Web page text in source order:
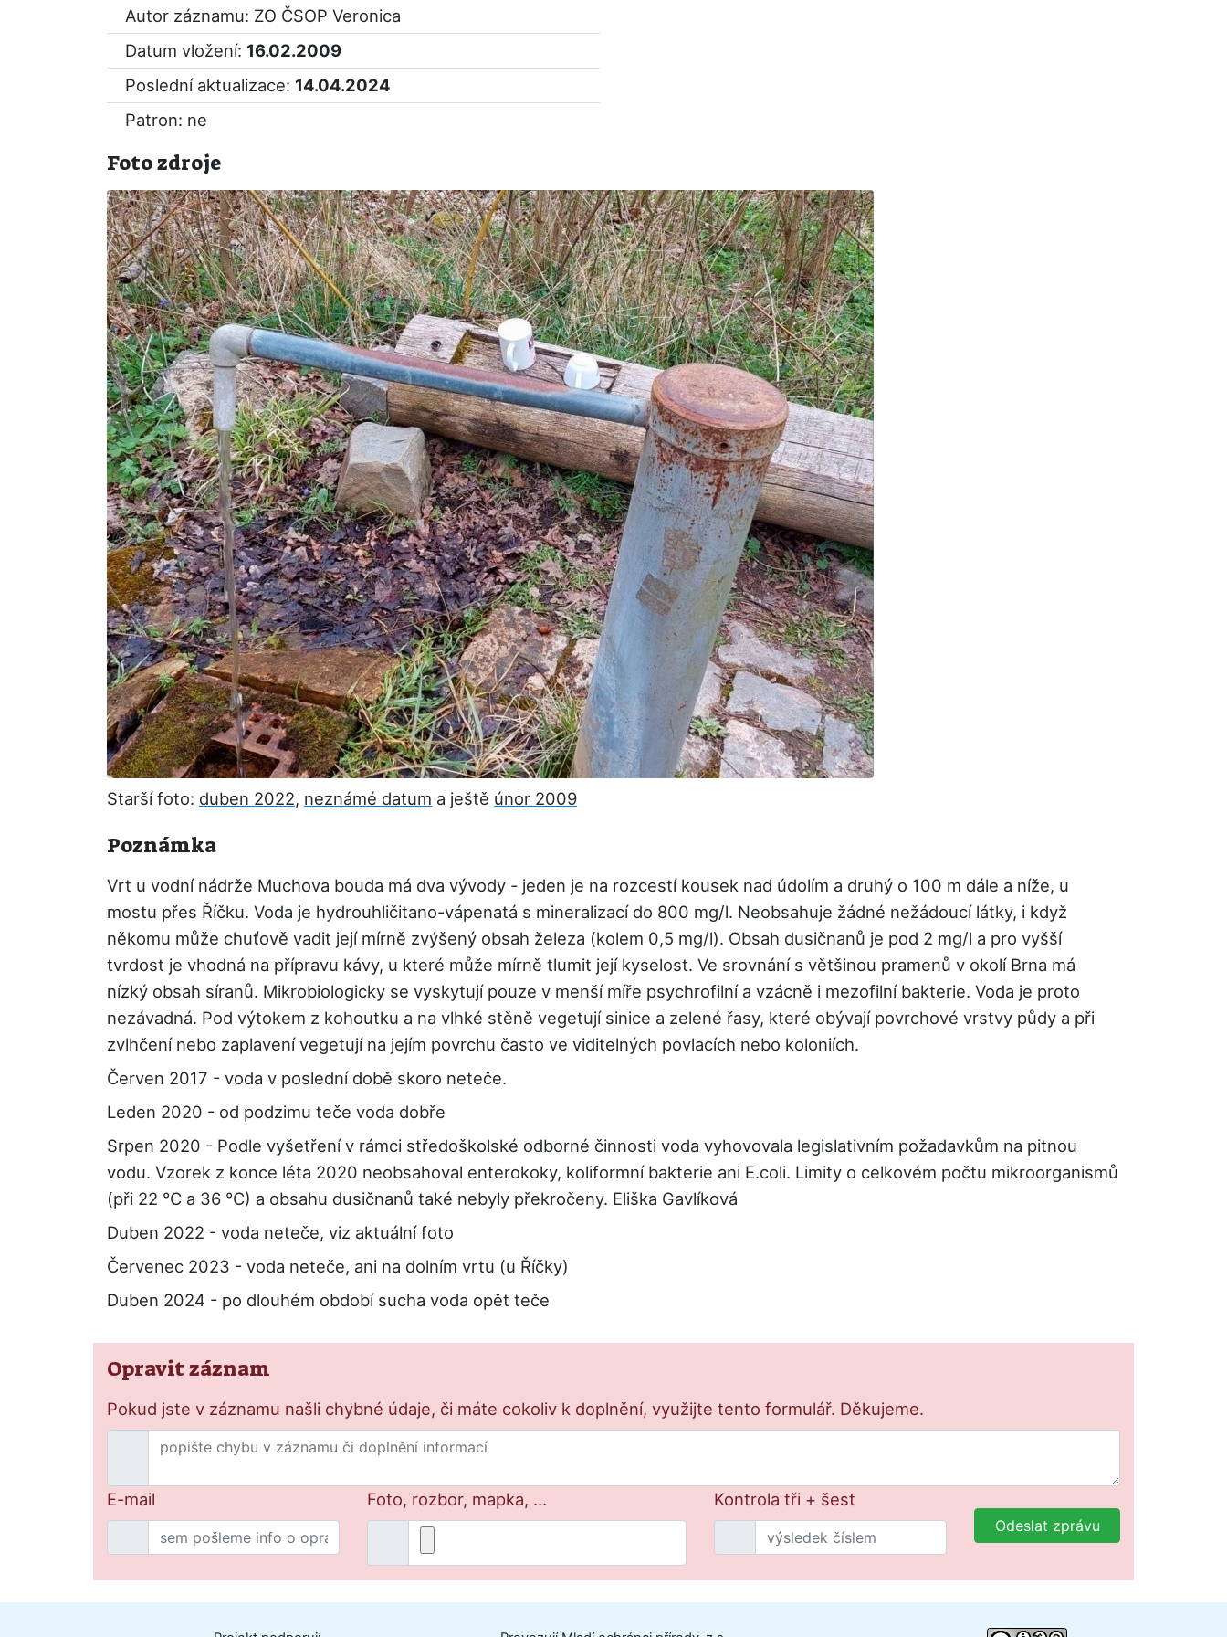
Autor záznamu: ZO ČSOP Veronica
Datum vložení: 16.02.2009
Poslední aktualizace: 14.04.2024
Patron: ne
Foto zdroje
Starší foto: duben 2022, neznámé datum a ještě únor 2009
Poznámka
Vrt u vodní nádrže Muchova bouda má dva vývody - jeden je na rozcestí kousek nad údolím a druhý o 100 m dále a níže, u
mostu přes Říčku. Voda je hydrouhličitano-vápenatá s mineralizací do 800 mg/l. Neobsahuje žádné nežádoucí látky, i když
někomu může chuťově vadit její mírně zvýšený obsah železa (kolem 0,5 mg/l). Obsah dusičnanů je pod 2 mg/l a pro vyšší
tvrdost je vhodná na přípravu kávy, u které může mírně tlumit její kyselost. Ve srovnání s většinou pramenů v okolí Brna má
nízký obsah síranů. Mikrobiologicky se vyskytují pouze v menší míře psychrofilní a vzácně i mezofilní bakterie. Voda je proto
nezávadná. Pod výtokem z kohoutku a na vlhké stěně vegetují sinice a zelené řasy, které obývají povrchové vrstvy půdy a při
zvlhčení nebo zaplavení vegetují na jejím povrchu často ve viditelných povlacích nebo koloniích.
Červen 2017 - voda v poslední době skoro neteče.
Leden 2020 - od podzimu teče voda dobře
Srpen 2020 - Podle vyšetření v rámci středoškolské odborné činnosti voda vyhovovala legislativním požadavkům na pitnou
vodu. Vzorek z konce léta 2020 neobsahoval enterokoky, koliformní bakterie ani E.coli. Limity o celkovém počtu mikroorganismů
(při 22 °C a 36 °C) a obsahu dusičnanů také nebyly překročeny. Eliška Gavlíková
Duben 2022 - voda neteče, viz aktuální foto
Červenec 2023 - voda neteče, ani na dolním vrtu (u Říčky)
Duben 2024 - po dlouhém období sucha voda opět teče
Opravit záznam
Pokud jste v záznamu našli chybné údaje, či máte cokoliv k doplnění, využijte tento formulář. Děkujeme.
E-mail Foto, rozbor, mapka, ... Kontrola tři + šest
Odeslat zprávu